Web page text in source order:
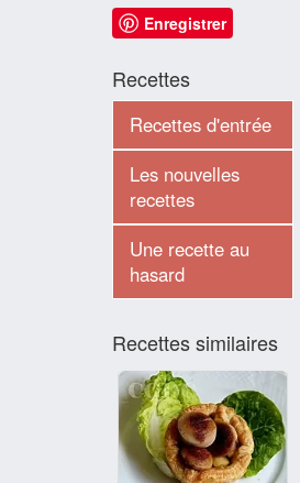
Enregistrer
Recettes
Recettes d'entrée
Les nouvelles
recettes
Une recette au
hasard
Recettes similaires